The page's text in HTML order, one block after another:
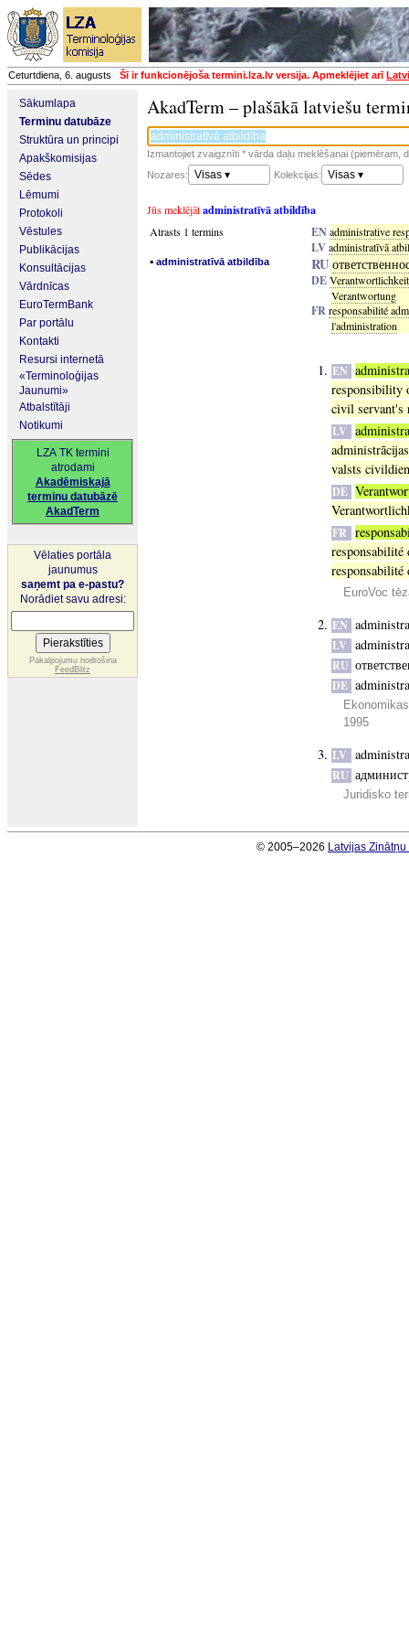
Ceturtdiena, 6. augusts Šī ir funkcionējoša termini.lza.lv versija. Apmeklējiet arī
Sākumlapa
Terminu datubāze
Struktūra un principi
Apakškomisijas
Sēdes
Lēmumi
Protokoli
Vēstules
Publikācijas
Konsultācijas
Vārdnīcas
EuroTermBank
Par portālu
Kontakti
Resursi internetā
«Terminoloģijas
Jaunumi»
Atbalstītāji
Notikumi
LZA TK termini
atrodami
Akadēmiskajā
terminu datubāzē
AkadTerm
Vēlaties portāla
jaunumus
saņemt pa e-pastu?
Norādiet savu adresi:
Pakalpojumu nodrošina
FeedBlitz
AkadTerm – plašākā latviešu
Izmantojiet zvaigznīti * vārda daļu meklēšanai (piemēram,
Nozares:
Visas ▾ Kolekcijas: Visas ▾
Jūs meklējātadministratīvā atbildība
Atrasts 1 termins
▪ administratīvā atbildība
ENadministrative
LVadministratīvā
RU
DE
Verantwortung
FRresponsabilité
l'administration
EN
responsibility
civil servant's
LV
valsts
DE
FR
responsabilité
EuroVoc
EN
LV
RU
DE
1995
LV
RU
Juridisko
© 2005–2026 Latvijas